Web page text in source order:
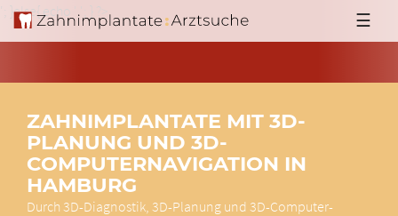
'; }else{ echo ' '; } ?> ☰
ZAHNIMPLANTATE MIT 3D-
PLANUNG UND 3D-
COMPUTERNAVIGATION IN
HAMBURG
Durch 3D-Diagnostik, 3D-Planung und 3D-Computer-